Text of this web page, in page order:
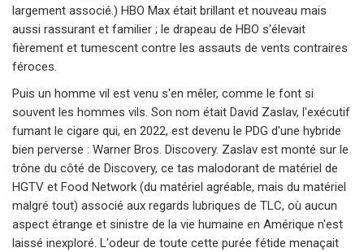
largement associé.) HBO Max était brillant et nouveau mais
aussi rassurant et familier ; le drapeau de HBO s'élevait
fièrement et tumescent contre les assauts de vents contraires
féroces.
Puis un homme vil est venu s'en mêler, comme le font si
souvent les hommes vils. Son nom était David Zaslav, l'exécutif
fumant le cigare qui, en 2022, est devenu le PDG d'une hybride
bien perverse : Warner Bros. Discovery. Zaslav est monté sur le
trône du côté de Discovery, ce tas malodorant de matériel de
HGTV et Food Network (du matériel agréable, mais du matériel
malgré tout) associé aux regards lubriques de TLC, où aucun
aspect étrange et sinistre de la vie humaine en Amérique n'est
laissé inexploré. L'odeur de toute cette purée fétide menaçait